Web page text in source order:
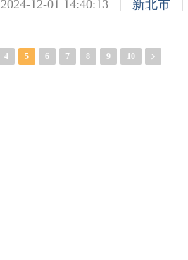
2024-12-01 14:40:13 | 新北市 |
4 5 6 7 8 9 10